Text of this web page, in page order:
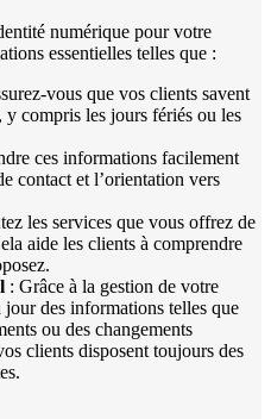
numérique pour votre
essentielles telles que :
vous que vos clients savent
compris les jours fériés ou les
ces informations facilement
contact et l’orientation vers
les services que vous offrez de
aide les clients à comprendre
: Grâce à la gestion de votre
des informations telles que
ou des changements
clients disposent toujours des